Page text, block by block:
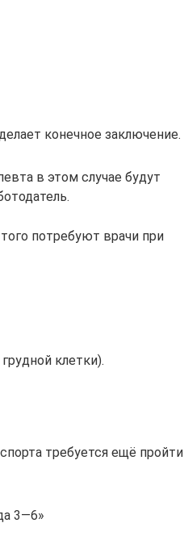
конечное заключение.
в этом случае будут
потребуют врачи при
клетки).
требуется ещё пройти
3—6»